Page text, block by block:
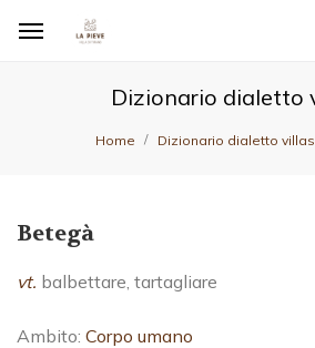
Dizionario dialetto
Home Dizionario dialetto
Betegà
vt. balbettare, tartagliare
Ambito: Corpo umano